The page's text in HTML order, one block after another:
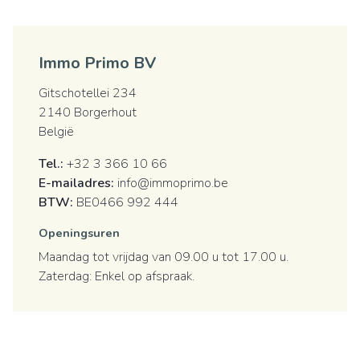
Immo Primo BV
Gitschotellei 234
2140 Borgerhout
België
Tel.: +32 3 366 10 66
E-mailadres: info@immoprimo.be
BTW: BE0466 992 444
Openingsuren
Maandag tot vrijdag van 09.00 u tot 17.00 u.
Zaterdag: Enkel op afspraak.